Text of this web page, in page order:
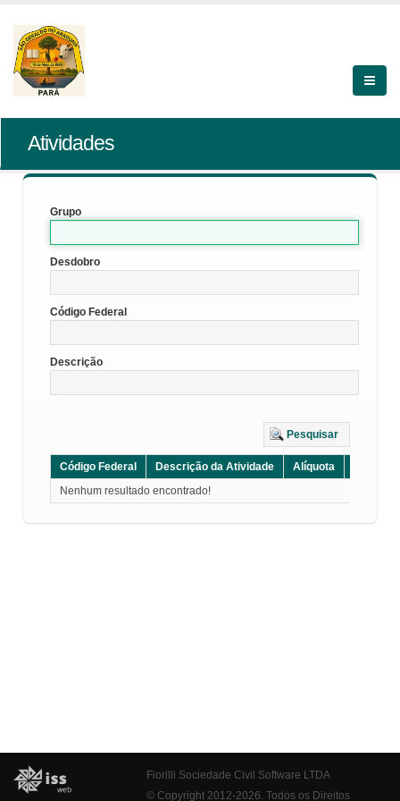
Atividades
Grupo
Desdobro
Código Federal
Descrição
Pesquisar
Código Federal Descrição da Atividade Alíquota
Nenhum resultado encontrado!
Fiorilli Sociedade Civil Software LTDA
© Copyright 2012-2026. Todos os Direitos